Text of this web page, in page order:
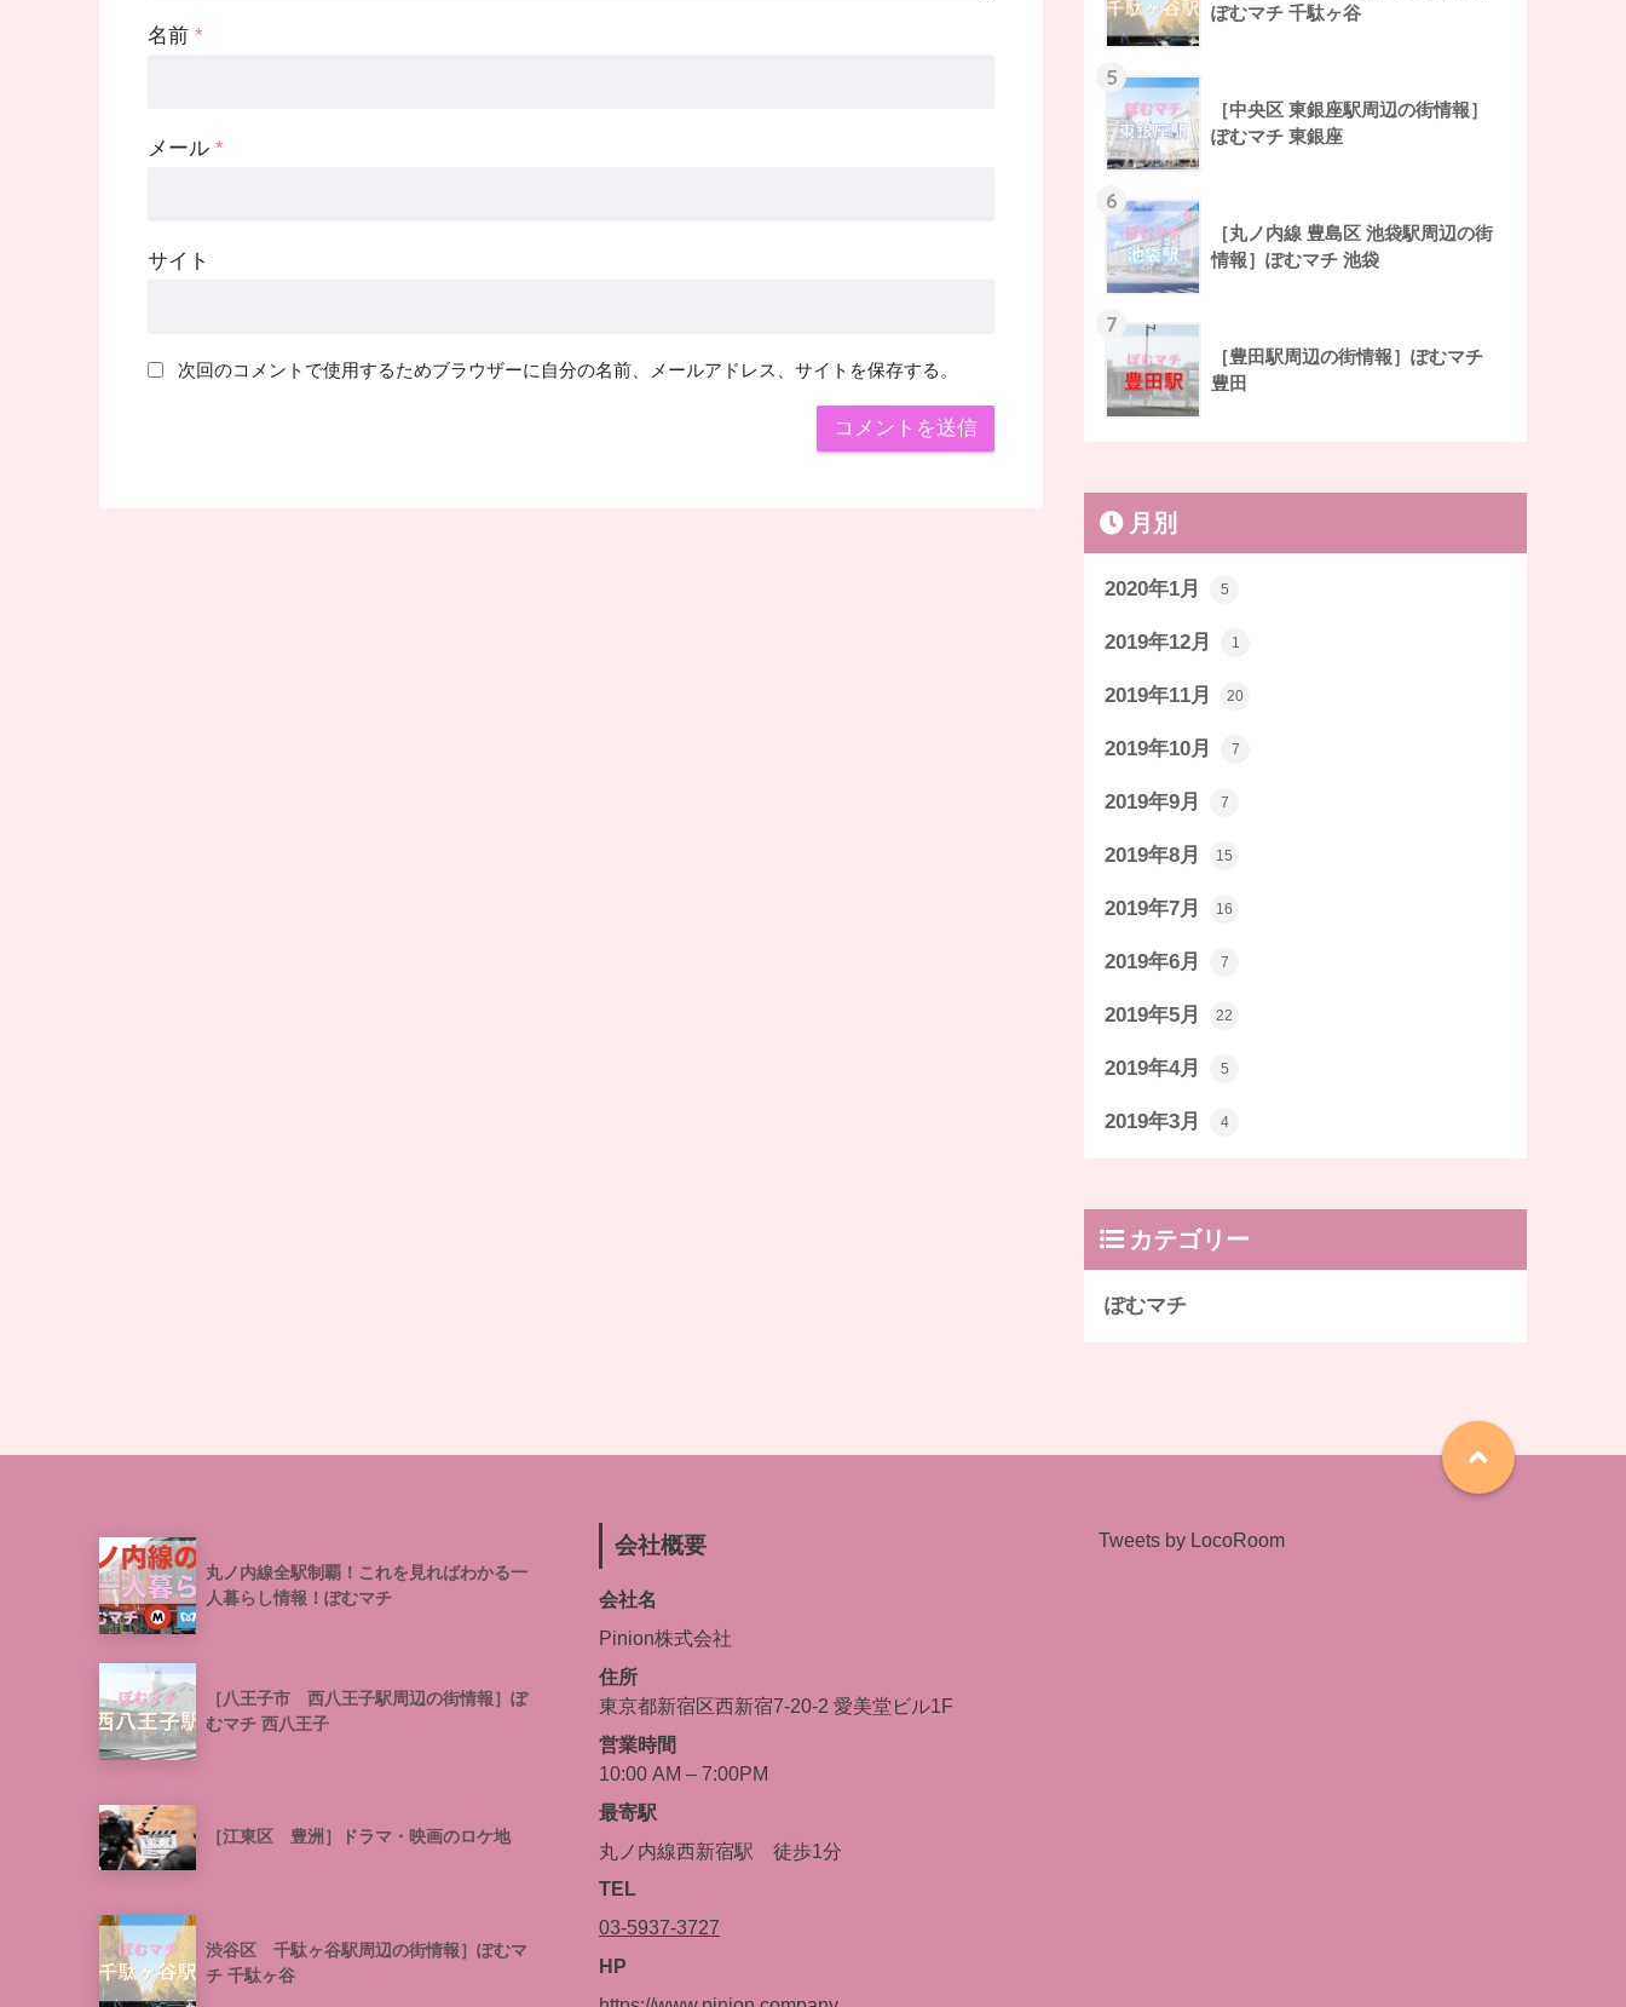
名前 *
メール *
サイト
次回のコメントで使用するためブラウザーに自分の名前、メールアドレス、サイトを保存する。
ぽむマチ 千駄ヶ谷
5
［中央区 東銀座駅周辺の街情報］
ぽむマチ 東銀座
6
［丸ノ内線 豊島区 池袋駅周辺の街
情報］ぽむマチ 池袋
7
［豊田駅周辺の街情報］ぽむマチ
豊田
月別
2020年1月 5
2019年12月 1
2019年11月 20
2019年10月 7
2019年9月 7
2019年8月 15
2019年7月 16
2019年6月 7
2019年5月 22
2019年4月 5
2019年3月 4
カテゴリー
ぽむマチ
丸ノ内線全駅制覇！これを見ればわかる一
人暮らし情報！ぽむマチ
［八王子市 西八王子駅周辺の街情報］ぽ
むマチ 西八王子
［江東区 豊洲］ドラマ・映画のロケ地
渋谷区 千駄ヶ谷駅周辺の街情報］ぽむマ
チ 千駄ヶ谷
会社概要
会社名
Pinion株式会社
住所
東京都新宿区西新宿7-20-2 愛美堂ビル1F
営業時間
10:00 AM – 7:00PM
最寄駅
丸ノ内線西新宿駅 徒歩1分
TEL
03-5937-3727
HP
Tweets by LocoRoom